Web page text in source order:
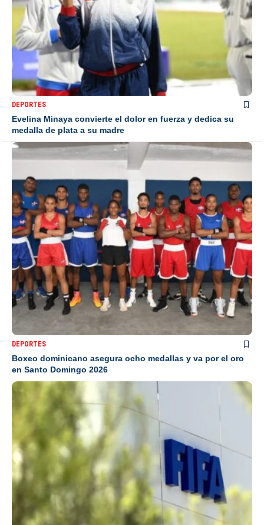
DEPORTES
Evelina Minaya convierte el dolor en fuerza y dedica su
medalla de plata a su madre
DEPORTES
Boxeo dominicano asegura ocho medallas y va por el oro
en Santo Domingo 2026